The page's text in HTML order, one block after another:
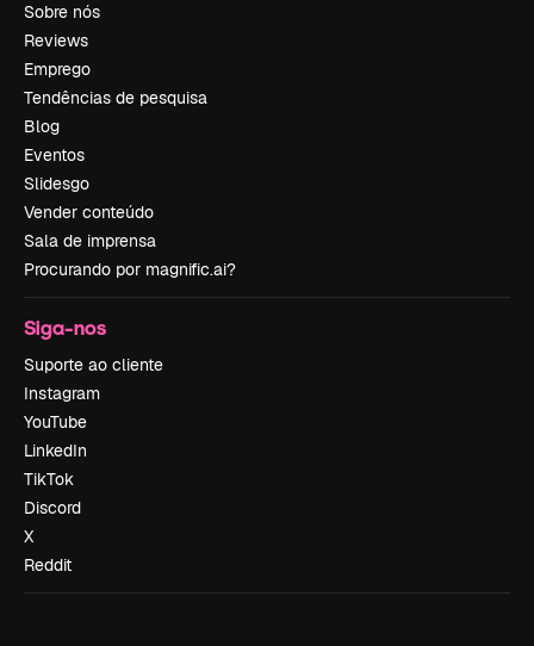
Sobre nós
Reviews
Emprego
Tendências de pesquisa
Blog
Eventos
Slidesgo
Vender conteúdo
Sala de imprensa
Procurando por magnific.ai?
Siga-nos
Suporte ao cliente
Instagram
YouTube
LinkedIn
TikTok
Discord
X
Reddit